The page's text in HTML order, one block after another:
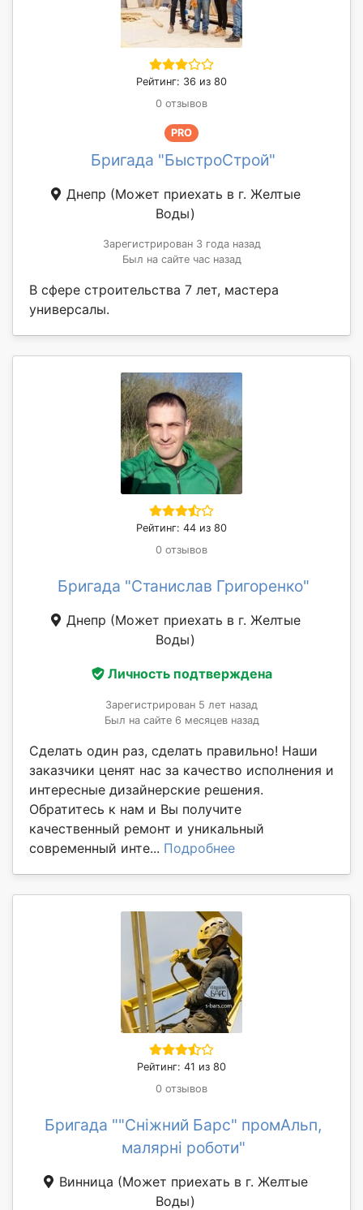
Рейтинг: 36 из 80
0 отзывов
PRO
Бригада "БыстроСтрой"
Днепр (Может приехать в г. Желтые
Воды)
Зарегистрирован 3 года назад
Был на сайте час назад
В сфере строительства 7 лет, мастера
универсалы.
Рейтинг: 44 из 80
0 отзывов
Бригада "Станислав Григоренко"
Днепр (Может приехать в г. Желтые
Воды)
Личность подтверждена
Зарегистрирован 5 лет назад
Был на сайте 6 месяцев назад
Сделать один раз, сделать правильно! Наши
заказчики ценят нас за качество исполнения и
интересные дизайнерские решения.
Обратитесь к нам и Вы получите
качественный ремонт и уникальный
современный инте... Подробнее
Рейтинг: 41 из 80
0 отзывов
Бригада ""Сніжний Барс" промАльп,
малярні роботи"
Винница (Может приехать в г. Желтые
Воды)